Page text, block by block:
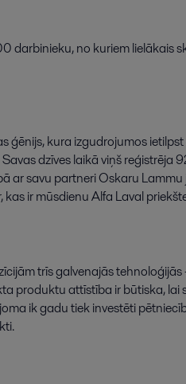
darbinieku, no kuriem lielākais
ģēnijs, kura izgudrojumos
dzīves laikā viņš reģistrēja
ar savu partneri Oskaru
ir mūsdienu Alfa Laval
trīs galvenajās
produktu attīstība ir būtiska, lai
ik gadu tiek investēti